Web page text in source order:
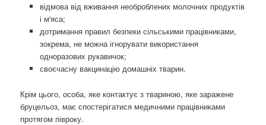
відмова від вживання необроблених молочних продуктів
і м'яса;
дотримання правил безпеки сільськими працівниками,
зокрема, не можна ігнорувати використання
одноразових рукавичок;
своєчасну вакцинацію домашніх тварин.
Крім цього, особа, яке контактує з твариною, яке заражене
бруцельоз, має спостерігатися медичними працівниками
протягом півроку.